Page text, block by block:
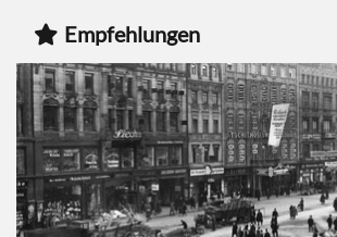
Empfehlungen